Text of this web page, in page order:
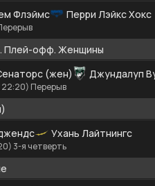
Флэймс Перри Лэйкс Хокс
Плей-офф. Женщины
(жен) Джундалуп
22:20) Перерыв
Ухань Лайтнингc
3-я четверть